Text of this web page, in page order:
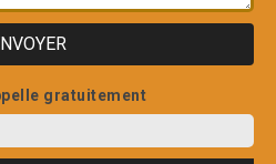
gratuitement